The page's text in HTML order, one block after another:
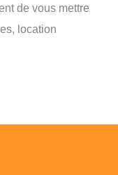
de vous mettre
location